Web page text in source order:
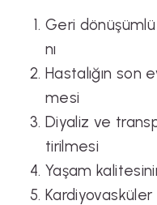
Geri
nı
Hastalığın son
mesi
Diyaliz ve
tirilmesi
Yaşam
Kardiyovasküler